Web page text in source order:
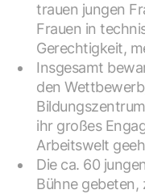
trauen jungen
Frauen in
Gerechtigkeit,
Insgesamt
den
ihr großes
Arbeitswelt
Die ca. 60
Bühne gebeten,